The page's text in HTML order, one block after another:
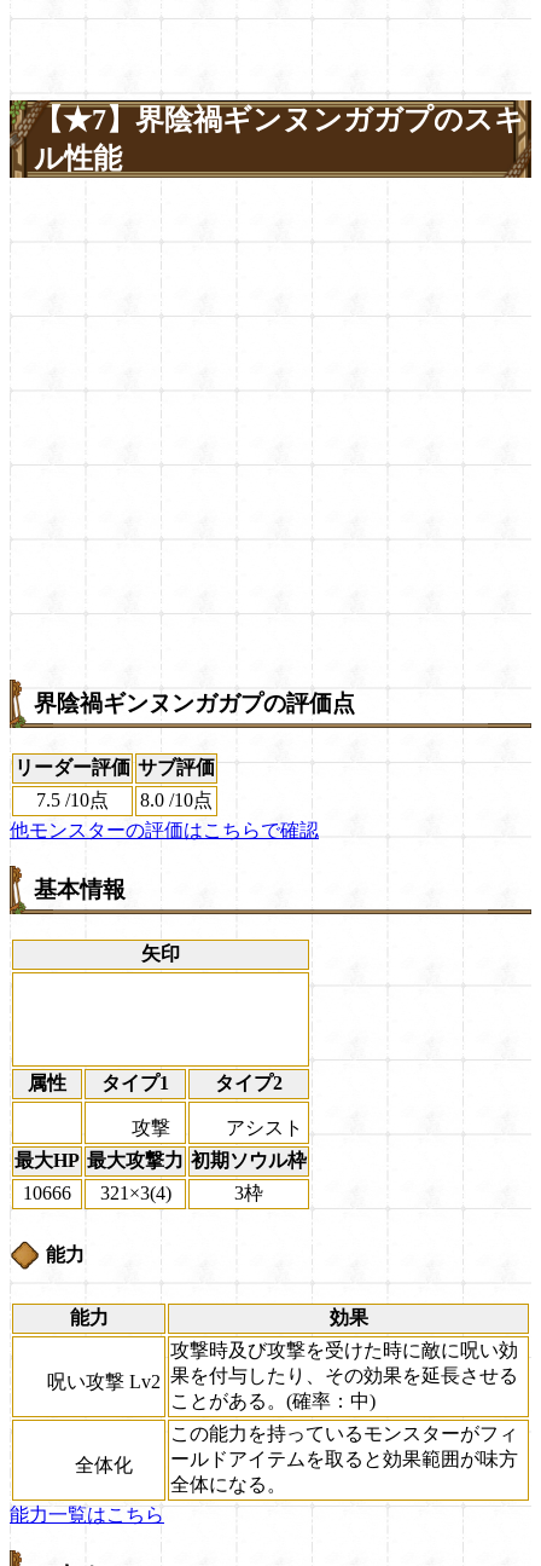
【★7】界陰禍ギンヌンガガプのスキ
ル性能
界陰禍ギンヌンガガプの評価点
リーダー評価 サブ評価
7.5 /10点 8.0 /10点
他モンスターの評価はこちらで確認
基本情報
矢印
属性 タイプ1 タイプ2
攻撃
アシスト
最大HP 最大攻撃力 初期ソウル枠
10666
321×3(4) 3枠
能力
能力 効果
呪い攻撃 Lv2
攻撃時及び攻撃を受けた時に敵に呪い効
果を付与したり、その効果を延長させる
ことがある。(確率：中)
全体化
この能力を持っているモンスターがフィ
ールドアイテムを取ると効果範囲が味方
全体になる。
能力一覧はこちら